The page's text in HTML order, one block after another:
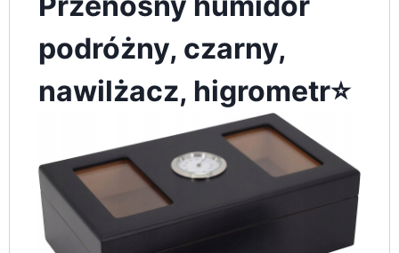
podróżny, czarny,
nawilżacz, higrometr⭐️